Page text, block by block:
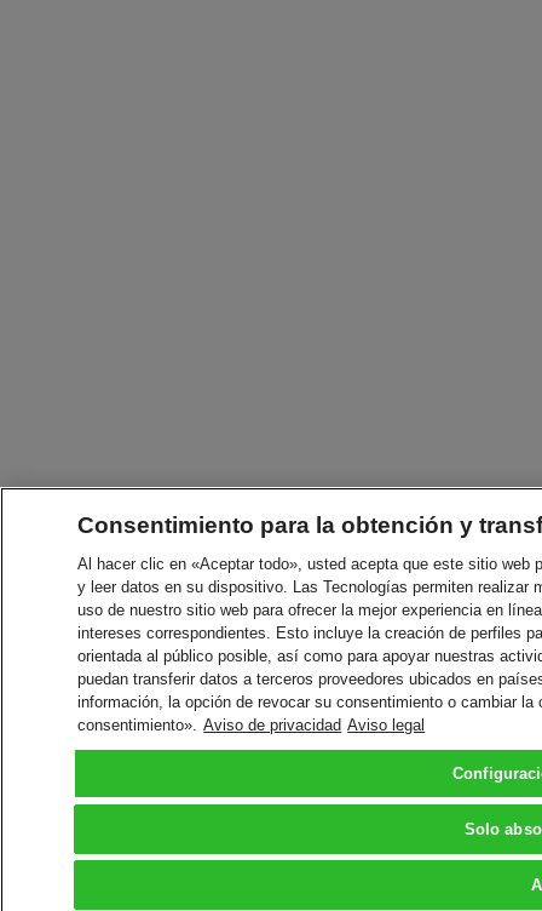
Consentimiento para la obtención y
Al hacer clic en «Aceptar todo», usted acepta que este sitio
y leer datos en su dispositivo. Las Tecnologías permiten
uso de nuestro sitio web para ofrecer la mejor experiencia en
intereses correspondientes. Esto incluye la creación de perfiles
orientada al público posible, así como para apoyar nuestras
puedan transferir datos a terceros proveedores ubicados en
información, la opción de revocar su consentimiento o cambiar
consentimiento». Aviso de privacidad Aviso legal
Solo